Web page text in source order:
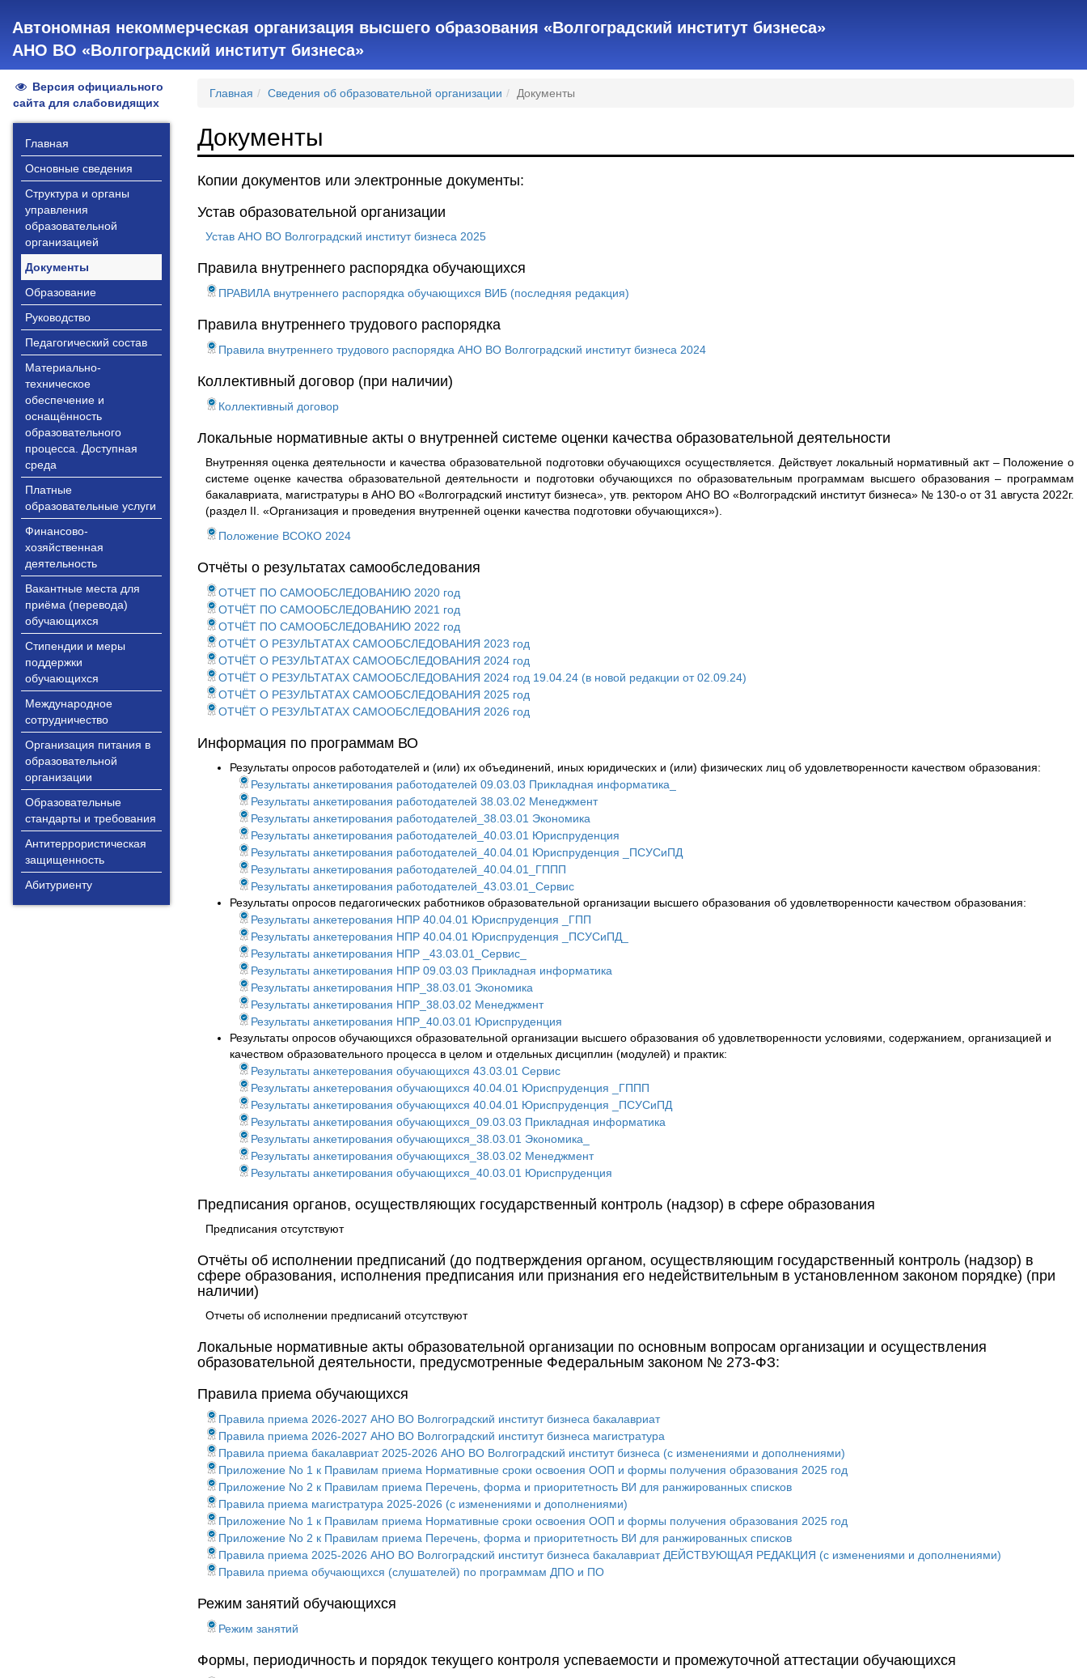
Автономная некоммерческая организация высшего образования «Волгоградский институт бизнеса»
АНО ВО «Волгоградский институт бизнеса»
Версия официального
сайта для слабовидящих
Главная
Основные сведения
Структура и органы
управления
образовательной
организацией
Документы
Образование
Руководство
Педагогический состав
Материально-
техническое
обеспечение и
оснащённость
образовательного
процесса. Доступная
среда
Платные
образовательные услуги
Финансово-
хозяйственная
деятельность
Вакантные места для
приёма (перевода)
обучающихся
Стипендии и меры
поддержки
обучающихся
Международное
сотрудничество
Организация питания в
образовательной
организации
Образовательные
стандарты и требования
Антитеррористическая
защищенность
Абитуриенту
Главная Сведения об образовательной организации Документы
Документы
Копии документов или электронные документы:
Устав образовательной организации
Устав АНО ВО Волгоградский институт бизнеса 2025
Правила внутреннего распорядка обучающихся
ПРАВИЛА внутреннего распорядка обучающихся ВИБ (последняя редакция)
Правила внутреннего трудового распорядка
Правила внутреннего трудового распорядка АНО ВО Волгоградский институт бизнеса 2024
Коллективный договор (при наличии)
Коллективный договор
Локальные нормативные акты о внутренней системе оценки качества образовательной деятельности
Внутренняя оценка деятельности и качества образовательной подготовки обучающихся осуществляется. Действует локальный нормативный акт – Положение о
системе оценке качества образовательной деятельности и подготовки обучающихся по образовательным программам высшего образования – программам
бакалавриата, магистратуры в АНО ВО «Волгоградский институт бизнеса», утв. ректором АНО ВО «Волгоградский институт бизнеса» № 130-о от 31 августа 2022г.
(раздел II. «Организация и проведения внутренней оценки качества подготовки обучающихся»).
Положение ВСОКО 2024
Отчёты о результатах самообследования
ОТЧЕТ ПО САМООБСЛЕДОВАНИЮ 2020 год
ОТЧЁТ ПО САМООБСЛЕДОВАНИЮ 2021 год
ОТЧЁТ ПО САМООБСЛЕДОВАНИЮ 2022 год
ОТЧЁТ О РЕЗУЛЬТАТАХ САМООБСЛЕДОВАНИЯ 2023 год
ОТЧЁТ О РЕЗУЛЬТАТАХ САМООБСЛЕДОВАНИЯ 2024 год
ОТЧЁТ О РЕЗУЛЬТАТАХ САМООБСЛЕДОВАНИЯ 2024 год 19.04.24 (в новой редакции от 02.09.24)
ОТЧЁТ О РЕЗУЛЬТАТАХ САМООБСЛЕДОВАНИЯ 2025 год
ОТЧЁТ О РЕЗУЛЬТАТАХ САМООБСЛЕДОВАНИЯ 2026 год
Информация по программам ВО
Результаты опросов работодателей и (или) их объединений, иных юридических и (или) физических лиц об удовлетворенности качеством образования:
Результаты анкетирования работодателей 09.03.03 Прикладная информатика_
Результаты анкетирования работодателей 38.03.02 Менеджмент
Результаты анкетирования работодателей_38.03.01 Экономика
Результаты анкетирования работодателей_40.03.01 Юриспруденция
Результаты анкетирования работодателей_40.04.01 Юриспруденция _ПСУСиПД
Результаты анкетирования работодателей_40.04.01_ГППП
Результаты анкетирования работодателей_43.03.01_Сервис
Результаты опросов педагогических работников образовательной организации высшего образования об удовлетворенности качеством образования:
Результаты анкетерования НПР 40.04.01 Юриспруденция _ГПП
Результаты анкетерования НПР 40.04.01 Юриспруденция _ПСУСиПД_
Результаты анкетирования НПР _43.03.01_Сервис_
Результаты анкетирования НПР 09.03.03 Прикладная информатика
Результаты анкетирования НПР_38.03.01 Экономика
Результаты анкетирования НПР_38.03.02 Менеджмент
Результаты анкетирования НПР_40.03.01 Юриспруденция
Результаты опросов обучающихся образовательной организации высшего образования об удовлетворенности условиями, содержанием, организацией и
качеством образовательного процесса в целом и отдельных дисциплин (модулей) и практик:
Результаты анкетерования обучающихся 43.03.01 Сервис
Результаты анкетерования обучающихся 40.04.01 Юриспруденция _ГППП
Результаты анкетирования обучающихся 40.04.01 Юриспруденция _ПСУСиПД
Результаты анкетирования обучающихся_09.03.03 Прикладная информатика
Результаты анкетирования обучающихся_38.03.01 Экономика_
Результаты анкетирования обучающихся_38.03.02 Менеджмент
Результаты анкетирования обучающихся_40.03.01 Юриспруденция
Предписания органов, осуществляющих государственный контроль (надзор) в сфере образования
Предписания отсутствуют
Отчёты об исполнении предписаний (до подтверждения органом, осуществляющим государственный контроль (надзор) в
сфере образования, исполнения предписания или признания его недействительным в установленном законом порядке) (при
наличии)
Отчеты об исполнении предписаний отсутствуют
Локальные нормативные акты образовательной организации по основным вопросам организации и осуществления
образовательной деятельности, предусмотренные Федеральным законом № 273-ФЗ:
Правила приема обучающихся
Правила приема 2026-2027 АНО ВО Волгоградский институт бизнеса бакалавриат
Правила приема 2026-2027 АНО ВО Волгоградский институт бизнеса магистратура
Правила приема бакалавриат 2025-2026 АНО ВО Волгоградский институт бизнеса (с изменениями и дополнениями)
Приложение No 1 к Правилам приема Нормативные сроки освоения ООП и формы получения образования 2025 год
Приложение No 2 к Правилам приема Перечень, форма и приоритетность ВИ для ранжированных списков
Правила приема магистратура 2025-2026 (с изменениями и дополнениями)
Приложение No 1 к Правилам приема Нормативные сроки освоения ООП и формы получения образования 2025 год
Приложение No 2 к Правилам приема Перечень, форма и приоритетность ВИ для ранжированных списков
Правила приема 2025-2026 АНО ВО Волгоградский институт бизнеса бакалавриат ДЕЙСТВУЮЩАЯ РЕДАКЦИЯ (с изменениями и дополнениями)
Правила приема обучающихся (слушателей) по программам ДПО и ПО
Режим занятий обучающихся
Режим занятий
Формы, периодичность и порядок текущего контроля успеваемости и промежуточной аттестации обучающихся